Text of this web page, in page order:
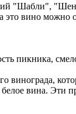
"Шабли",
это вино можно
пикника,
винограда,
белое вина.